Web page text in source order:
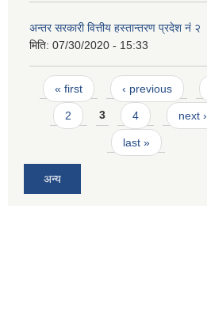
अन्तर सरकारी वित्तीय हस्तान्तरण प्रदेश नं २
मिति: 07/30/2020 - 15:33
Pages
« first ‹ previous
2 3 4 next ›
last »
अन्य